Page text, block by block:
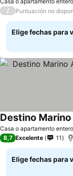
/
Puntuación no
Elige fechas para
Casa o apartamento entero
8,7 Excelente 11
Elige fechas para